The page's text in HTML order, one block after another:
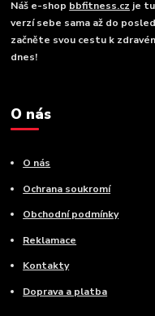
Náš e-shop bbfitness.cz je
verzí sebe sama až do
začněte svou cestu k
dnes!
O nás
O nás
Ochrana soukromí
Obchodní podmínky
Reklamace
Kontakty
Doprava a platba